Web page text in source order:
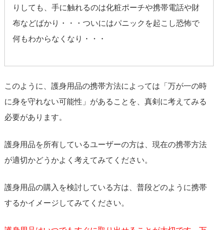
りしても、手に触れるのは化粧ポーチや携帯電話や財
布などばかり・・・ついにはパニックを起こし恐怖で
何もわからなくなり・・・
このように、護身用品の携帯方法によっては「万が一の時
に身を守れない可能性」があることを、真剣に考えてみる
必要があります。
護身用品を所有しているユーザーの方は、現在の携帯方法
が適切かどうかよく考えてみてください。
護身用品の購入を検討している方は、普段どのように携帯
するかイメージしてみてください。